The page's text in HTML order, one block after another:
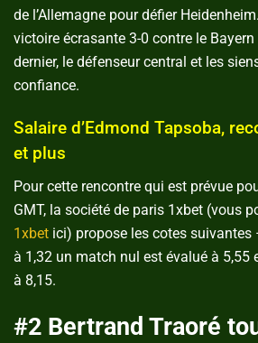
de l’Allemagne pour défier
victoire écrasante 3-0 contre le
dernier, le défenseur central et les
confiance.
Salaire d’Edmond Tapsoba,
et plus
Pour cette rencontre qui est prévue
GMT, la société de paris 1xbet (vous
1xbet ici) propose les cotes suivantes
à 1,32 un match nul est évalué à 5,55
à 8,15.
#2 Bertrand Traoré